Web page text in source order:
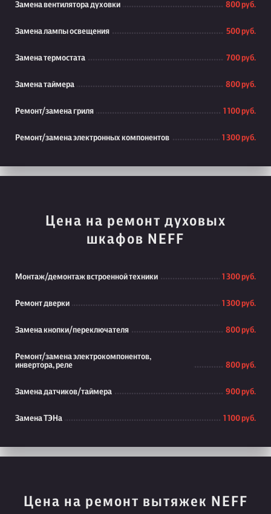
Замена вентилятора духовки 800 руб.
Замена лампы освещения 500 руб.
Замена термостата 700 руб.
Замена таймера 800 руб.
Ремонт/замена гриля 1 100 руб.
Ремонт/замена электронных компонентов 1 300 руб.
Цена на ремонт духовых
шкафов NEFF
Монтаж/демонтаж встроенной техники 1 300 руб.
Ремонт дверки 1 300 руб.
Замена кнопки/переключателя 800 руб.
Ремонт/замена электрокомпонентов,
инвертора, реле
800 руб.
Замена датчиков/таймера 900 руб.
Замена ТЭНа 1 100 руб.
Цена на ремонт вытяжек NEFF